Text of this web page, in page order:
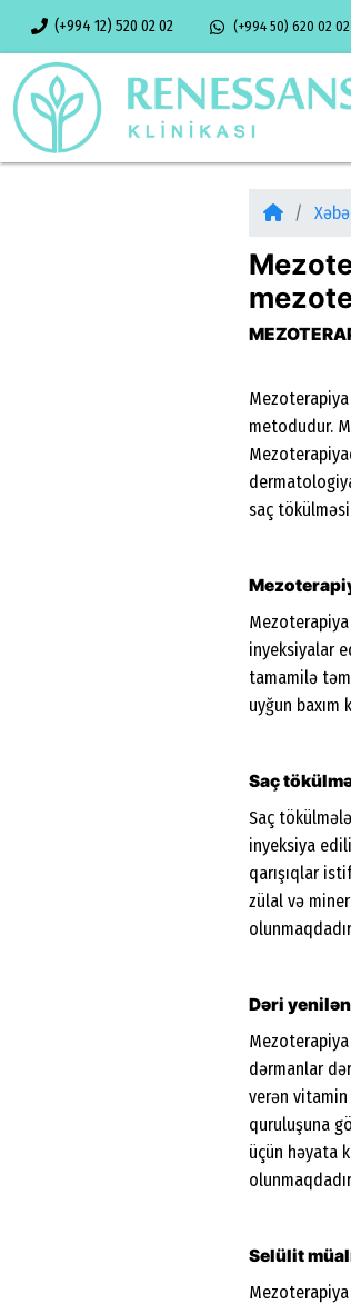
(+994 12) 520 02 02 (+994 50) 620 02 02
metodudur.
saç
inyeksiyalar
tamamilə
uyğun baxım
Saç
Saç
inyeksiya
qarışıqlar
zülal və
Dəri
dərmanlar
verən
quruluşuna
üçün həyata
Selülit